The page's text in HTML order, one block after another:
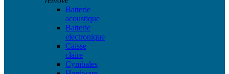
Batterie
acoustique
Batterie
electronique
Caisse
claire
Cymbales